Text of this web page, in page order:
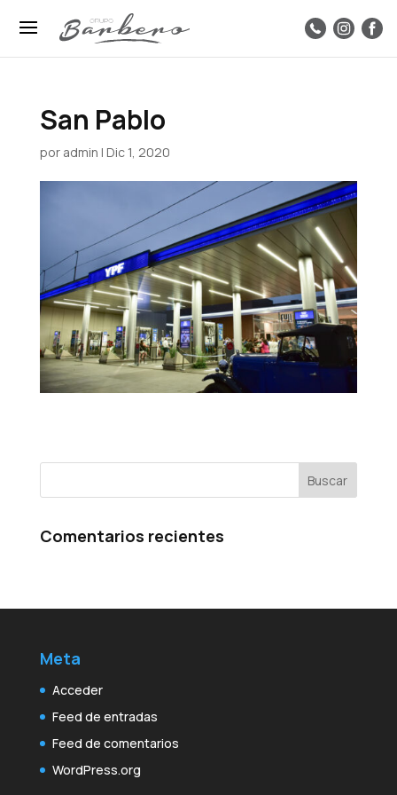
San Pablo
por admin | Dic 1, 2020
Comentarios recientes
Meta
Acceder
Feed de entradas
Feed de comentarios
WordPress.org